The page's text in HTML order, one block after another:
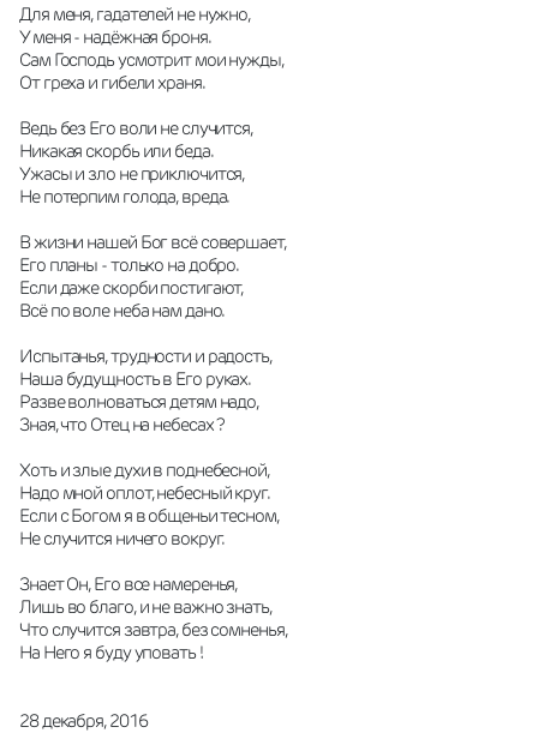
Для меня, гадателей не нужно,
У меня - надёжная броня.
Сам Господь усмотрит мои нужды,
От греха и гибели храня.
Ведь без Его воли не случится,
Никакая скорбь или беда.
Ужасы и зло не приключится,
Не потерпим голода, вреда.
В жизни нашей Бог всё совершает,
Его планы - только на добро.
Если даже скорби постигают,
Всё по воле неба нам дано.
Испытанья, трудности и радость,
Наша будущность в Его руках.
Разве волноваться детям надо,
Зная, что Отец на небесах ?
Хоть и злые духи в поднебесной,
Надо мной оплот, небесный круг.
Если с Богом я в общеньи тесном,
Не случится ничего вокруг.
Знает Он, Его все намеренья,
Лишь во благо, и не важно знать,
Что случится завтра, без сомненья,
На Него я буду уповать !
28 декабря, 2016